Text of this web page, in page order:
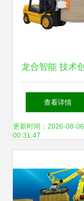
龙合智能 技术
引领物流行业智
化发展
查看详情
更新时间：2026-08-06
00:31:47